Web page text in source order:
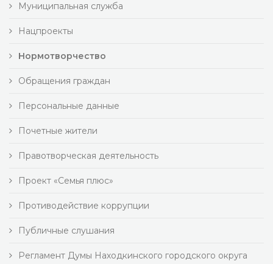
Муниципальная служба
Нацпроекты
Нормотворчество
Обращения граждан
Персональные данные
Почетные жители
Правотворческая деятельность
Проект «Семья плюс»
Противодействие коррупции
Публичные слушания
Регламент Думы Находкинского городского округа